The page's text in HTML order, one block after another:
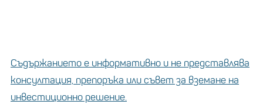
Съдържанието е информативно и не представлява
консултация, препоръка или съвет за вземане на
инвестиционно решение.